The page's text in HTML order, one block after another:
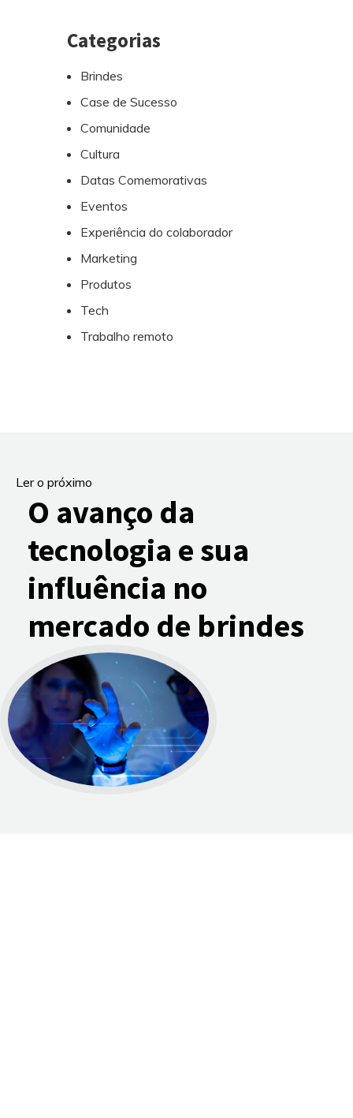
Categorias
Brindes
Case de Sucesso
Comunidade
Cultura
Datas Comemorativas
Eventos
Experiência do colaborador
Marketing
Produtos
Tech
Trabalho remoto
Ler o próximo
O avanço da
tecnologia e sua
influência no
mercado de brindes